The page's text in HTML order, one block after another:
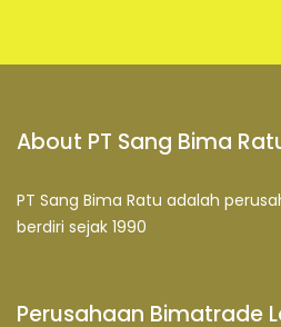
About PT Sang Bima
PT Sang Bima Ratu adalah
berdiri sejak 1990
Perusahaan Bimatrade